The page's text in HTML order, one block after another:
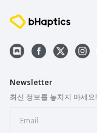
Newsletter
최신 정보를 놓치지 마세요!